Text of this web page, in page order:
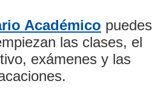
Académico puedes
las clases, el
exámenes y las